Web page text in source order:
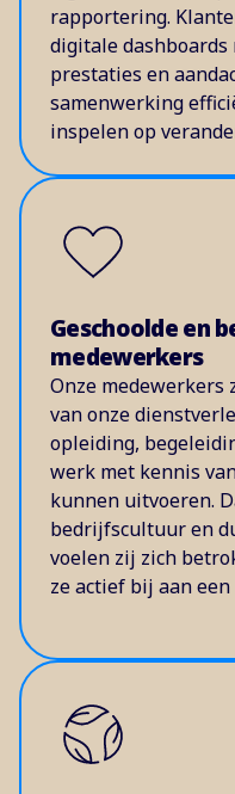
rapportering.
digitale
prestaties en
samenwerking
inspelen op
Geschoolde en
medewerkers
Onze
van onze
opleiding,
werk met kennis
kunnen uitvoeren.
bedrijfscultuur en
voelen zij zich
ze actief bij aan